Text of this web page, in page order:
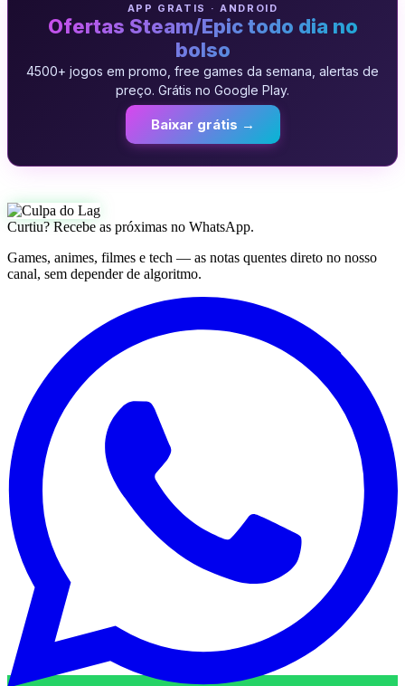
APP GRATIS · ANDROID
Ofertas Steam/Epic todo dia no
bolso
4500+ jogos em promo, free games da semana, alertas de
preço. Grátis no Google Play.
Baixar grátis →
Curtiu? Recebe as próximas no WhatsApp.
Games, animes, filmes e tech — as notas quentes direto no nosso
canal, sem depender de algoritmo.